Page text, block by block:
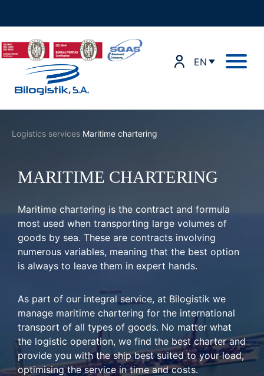
EN
Logistics services Maritime chartering
MARITIME CHARTERING
Maritime chartering is the contract and formula
most used when transporting large volumes of
goods by sea. These are contracts involving
numerous variables, meaning that the best option
is always to leave them in expert hands.
As part of our integral service, at Bilogistik we
manage maritime chartering for the international
transport of all types of goods. No matter what
the logistic operation, we find the best charter and
provide you with the ship best suited to your load,
optimising the service in time and costs.